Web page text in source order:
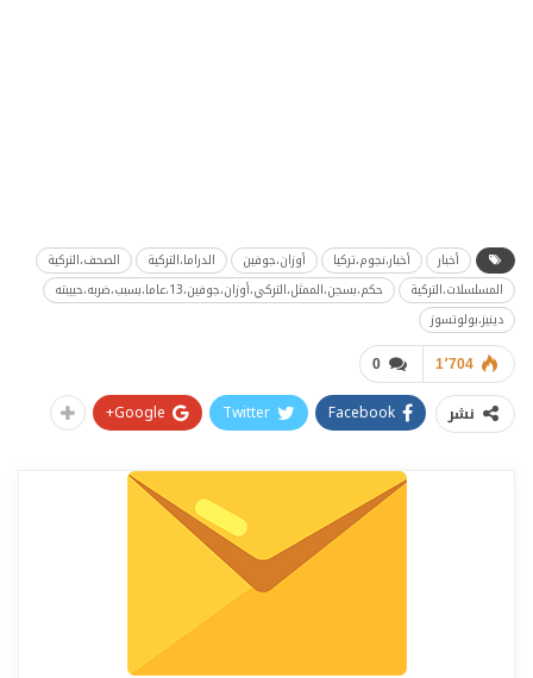
أخبار أخبار،نجوم،تركيا أوزان،جوفين الدراما،التركية
الصحف،التركية
المسلسلات،التركية
حكم،بسجن،الممثل،التركي،أوزان،جوفين،13،عاما،بسبب،ضربه،حبيبته
دينيز،بولوتسوز
0 1٬704
نشر Facebook
Twitter
Google+